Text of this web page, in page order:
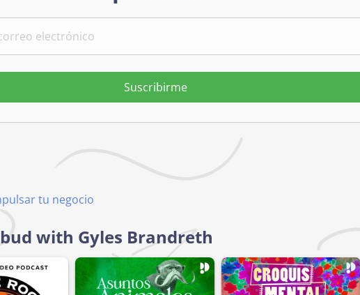
Suscribirme
tu negocio
with Gyles Brandreth